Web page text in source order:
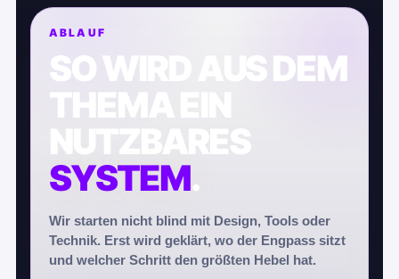
ABLAUF
SO WIRD AUS DEM
THEMA EIN
NUTZBARES
SYSTEM.
Wir starten nicht blind mit Design, Tools oder
Technik. Erst wird geklärt, wo der Engpass sitzt
und welcher Schritt den größten Hebel hat.